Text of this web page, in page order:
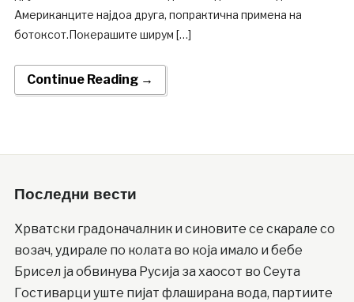
Американците најдоа друга, попрактична примена на
ботоксот.Покерашите ширум […]
Continue Reading →
Последни вести
Хрватски градоначалник и синовите се скарале со
возач, удирале по колата во која имало и бебе
Брисел ја обвинува Русија за хаосот во Сеута
Гостиварци уште пијат флаширана вода, партиите